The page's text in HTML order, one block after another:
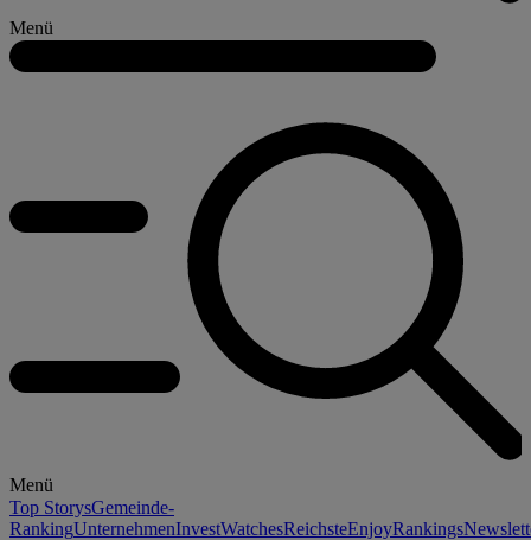
Menü
Menü
Top StorysGemeinde-
RankingUnternehmenInvestWatchesReichsteEnjoyRankings